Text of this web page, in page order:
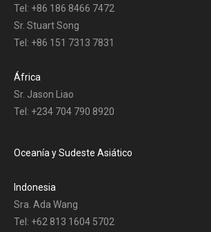
Tel: +86 186 8466 7472
Sr. Stuart Song
Tel: +86 151 7313 7831
África
Sr. Jason Liao
Tel: +234 704 790 8920
Oceanía y Sudeste Asiático
Indonesia
Sra. Ada Wang
Tel: +62 813 1604 5702